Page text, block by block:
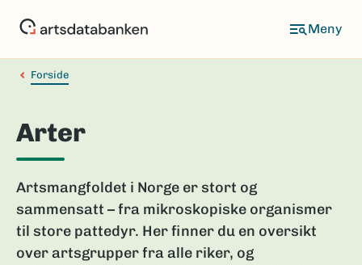
Forside
Arter
Artsmangfoldet i Norge er stort og
sammensatt – fra mikroskopiske organismer
til store pattedyr. Her finner du en oversikt
over artsgrupper fra alle riker, og